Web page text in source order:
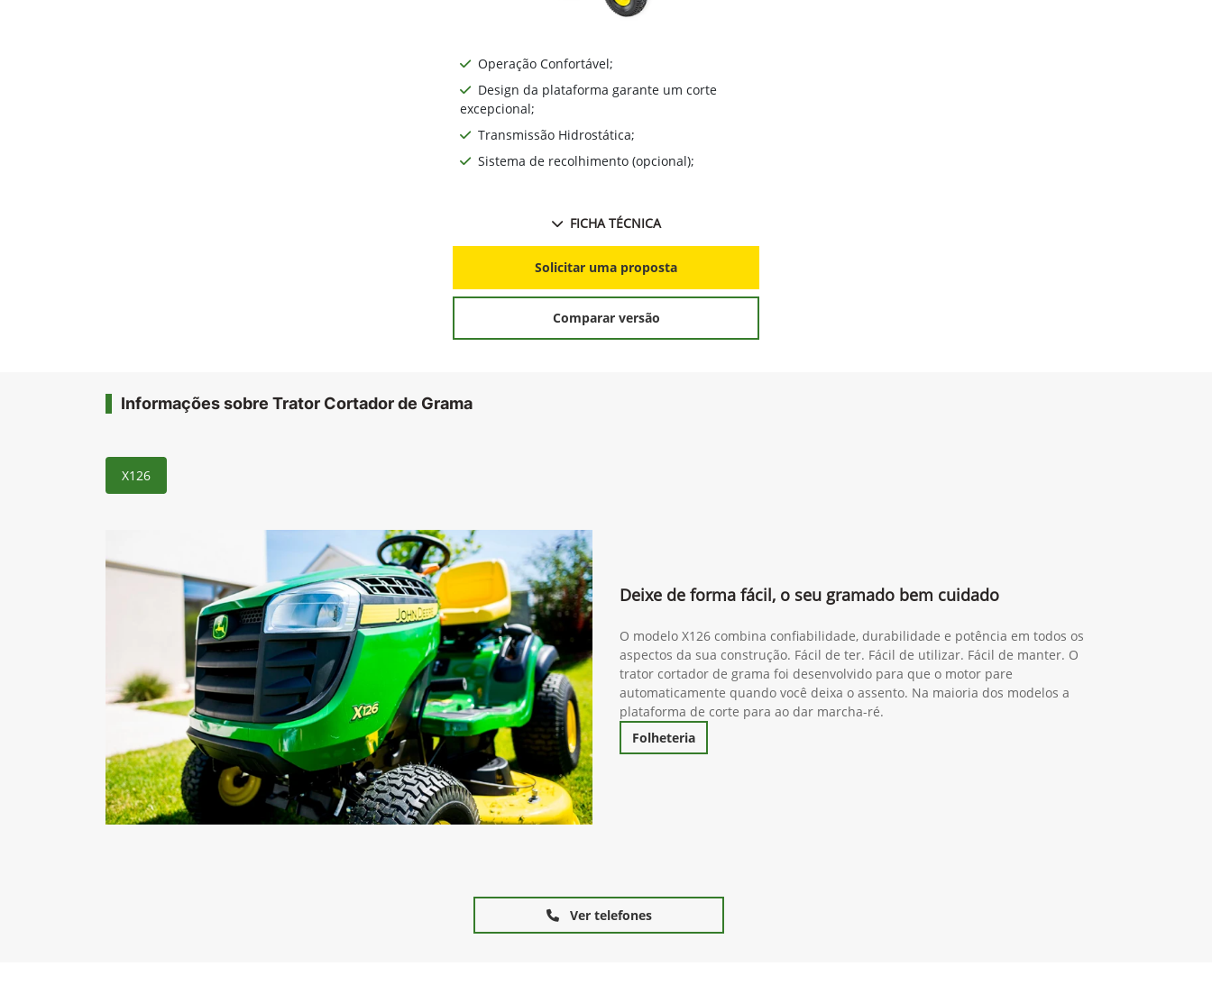
Operação Confortável;
Design da plataforma garante um corte
excepcional;
Transmissão Hidrostática;
Sistema de recolhimento (opcional);
FICHA TÉCNICA
Solicitar uma proposta
Comparar versão
Informações sobre Trator Cortador de Grama
X126
Deixe de forma fácil, o seu gramado bem cuidado
O modelo X126 combina confiabilidade, durabilidade e potência em todos os
aspectos da sua construção. Fácil de ter. Fácil de utilizar. Fácil de manter. O
trator cortador de grama foi desenvolvido para que o motor pare
automaticamente quando você deixa o assento. Na maioria dos modelos a
plataforma de corte para ao dar marcha-ré.
Folheteria
Ver telefones